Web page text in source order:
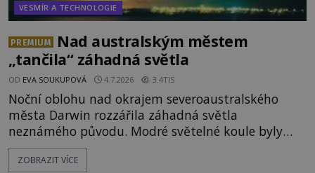
VESMÍR A TECHNOLOGIE
PREMIUM
Nad australským městem
„tančila“ záhadná světla
OD EVA SOUKUPOVÁ 4.7.2026 3.4TIS
Noční oblohu nad okrajem severoaustralského
města Darwin rozzářila záhadná světla
neznámého původu. Modré světelné koule byly
viditelné nejméně dvacet minut, během nichž se
opakovaně objevovaly a zase mizely. Svědek, který
ZOBRAZIT VÍCE